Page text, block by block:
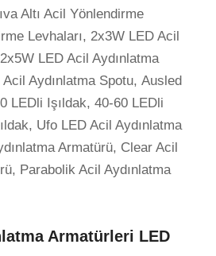
Altı Acil Yönlendirme
Levhaları, 2x3W LED Acil
LED Acil Aydınlatma
Aydınlatma Spotu, Ausled
LEDli Işıldak, 40-60 LEDli
Ufo LED Acil Aydınlatma
Armatürü, Clear Acil
Parabolik Acil Aydınlatma
Armatürleri LED